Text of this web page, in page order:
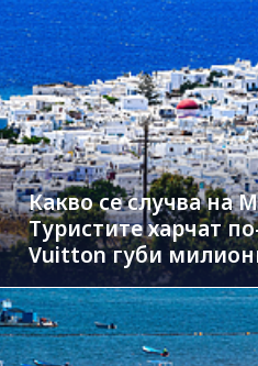
Какво се случва на
Туристите харчат
Vuitton губи